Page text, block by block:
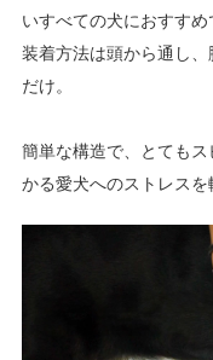
いすべての犬におすすめ
装着方法は頭から通し
だけ。
簡単な構造で、とても
かる愛犬へのストレスを